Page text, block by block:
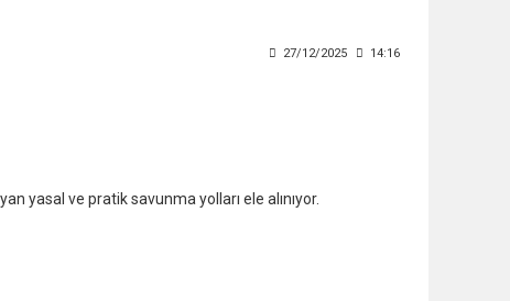
27/12/2025 14:16
yasal ve pratik savunma yolları ele alınıyor.